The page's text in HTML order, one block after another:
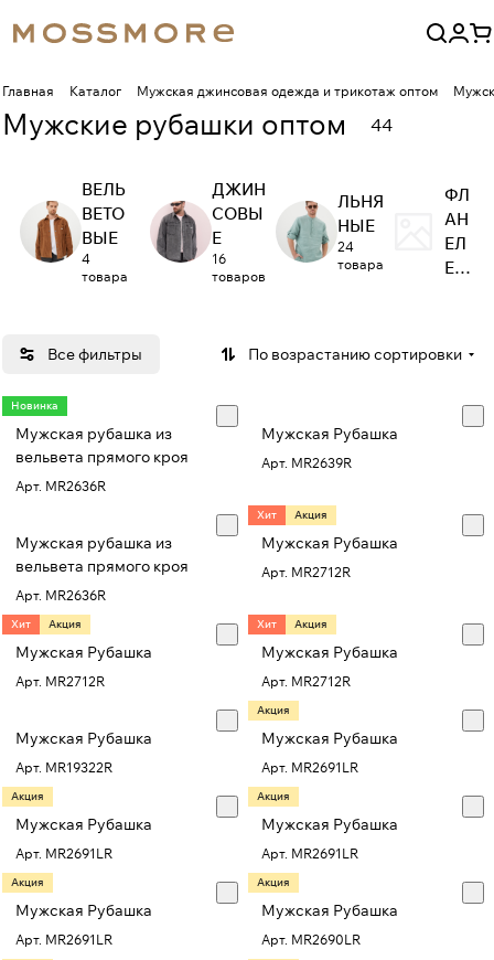
Главная Каталог Мужская джинсовая одежда и трикотаж оптом
Мужские рубашки оптом 44
ВЕЛЬ
ВЕТО
ВЫЕ
4
товара
ДЖИН
СОВЫ
Е
16
товаров
ЛЬНЯ
НЫЕ
24
товара
ФЛ
АН
ЕЛ
ЕВ
Все фильтры По возрастанию сортировки
Новинка
Мужская рубашка из
вельвета прямого кроя
Арт. MR2636R
Мужская Рубашка
Арт. MR2639R
Мужская рубашка из
вельвета прямого кроя
Арт. MR2636R
Хит Акция
Мужская Рубашка
Арт. MR2712R
Хит Акция
Мужская Рубашка
Арт. MR2712R
Хит Акция
Мужская Рубашка
Арт. MR2712R
Мужская Рубашка
Арт. MR19322R
Акция
Мужская Рубашка
Арт. MR2691LR
Акция
Мужская Рубашка
Арт. MR2691LR
Акция
Мужская Рубашка
Арт. MR2691LR
Акция
Мужская Рубашка
Арт. MR2691LR
Акция
Мужская Рубашка
Арт. MR2690LR